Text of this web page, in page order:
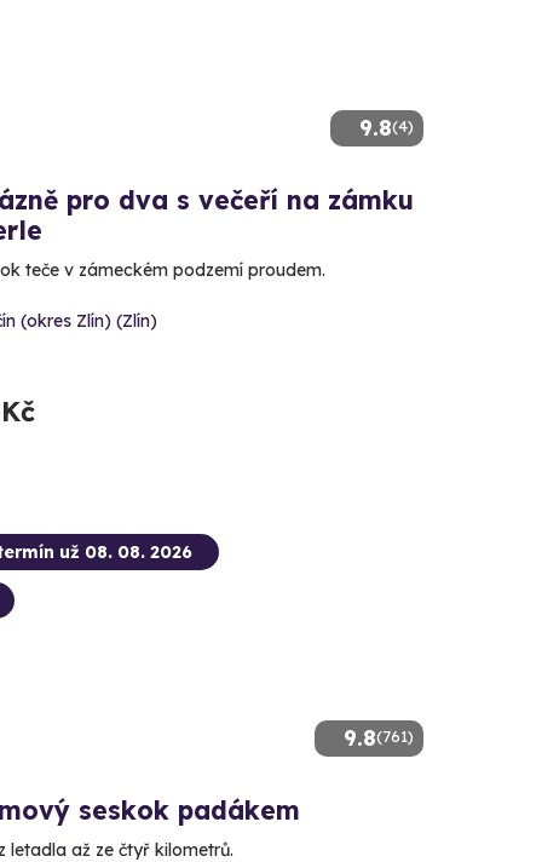
9.8(4)
pro dva s večeří na zámku
teče v zámeckém podzemí proudem.
(okres Zlín) (Zlín)
9.8(761)
už 08. 08. 2026
seskok padákem
letadla až ze čtyř kilometrů.